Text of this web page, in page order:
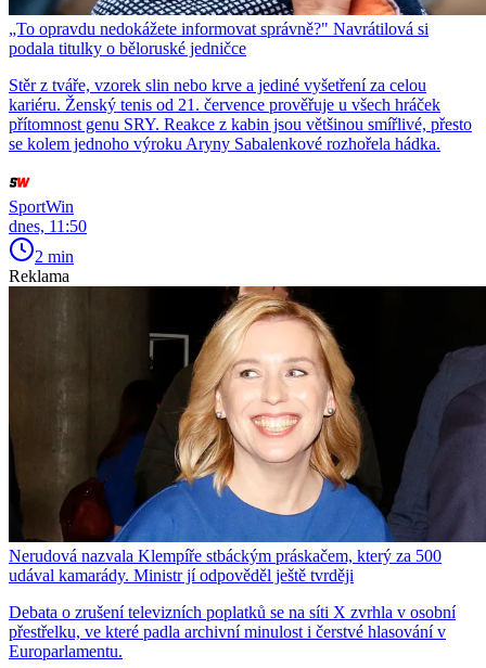
„To opravdu nedokážete informovat správně?" Navrátilová si
podala titulky o běloruské jedničce
Stěr z tváře, vzorek slin nebo krve a jediné vyšetření za celou
kariéru. Ženský tenis od 21. července prověřuje u všech hráček
přítomnost genu SRY. Reakce z kabin jsou většinou smířlivé, přesto
se kolem jednoho výroku Aryny Sabalenkové rozhořela hádka.
SportWin
dnes, 11:50
2 min
Reklama
Nerudová nazvala Klempíře stbáckým práskačem, který za 500
udával kamarády. Ministr jí odpověděl ještě tvrději
Debata o zrušení televizních poplatků se na síti X zvrhla v osobní
přestřelku, ve které padla archivní minulost i čerstvé hlasování v
Europarlamentu.